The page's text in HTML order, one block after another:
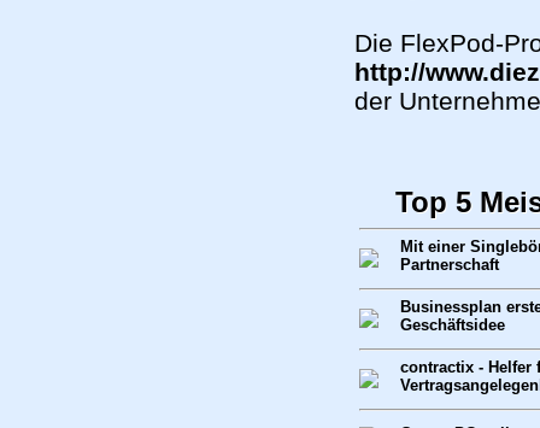
Die FlexPod-
http://
der
Top 5
Mit einer
Partnerschaft
Businessplan
Geschäftsidee
contractix - Helfer